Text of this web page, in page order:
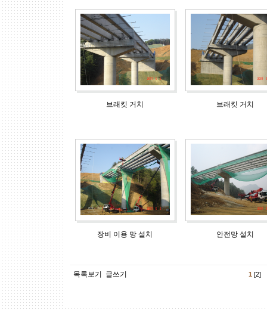
브래킷 거치 브래킷 거치
장비 이용 망 설치 안전망 설치
목록보기 글쓰기 1 [2]